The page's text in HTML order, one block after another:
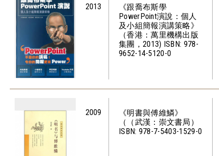
2013
《跟喬布斯學
PowerPoint演說：個人
及小組簡報演講策略》
（香港：萬里機構出版
集團，2013) ISBN: 978-
9652-14-5120-0
2009
《明書與傅維鱗》
（（武漢：崇文書局）
ISBN: 978-7-5403-1529-0